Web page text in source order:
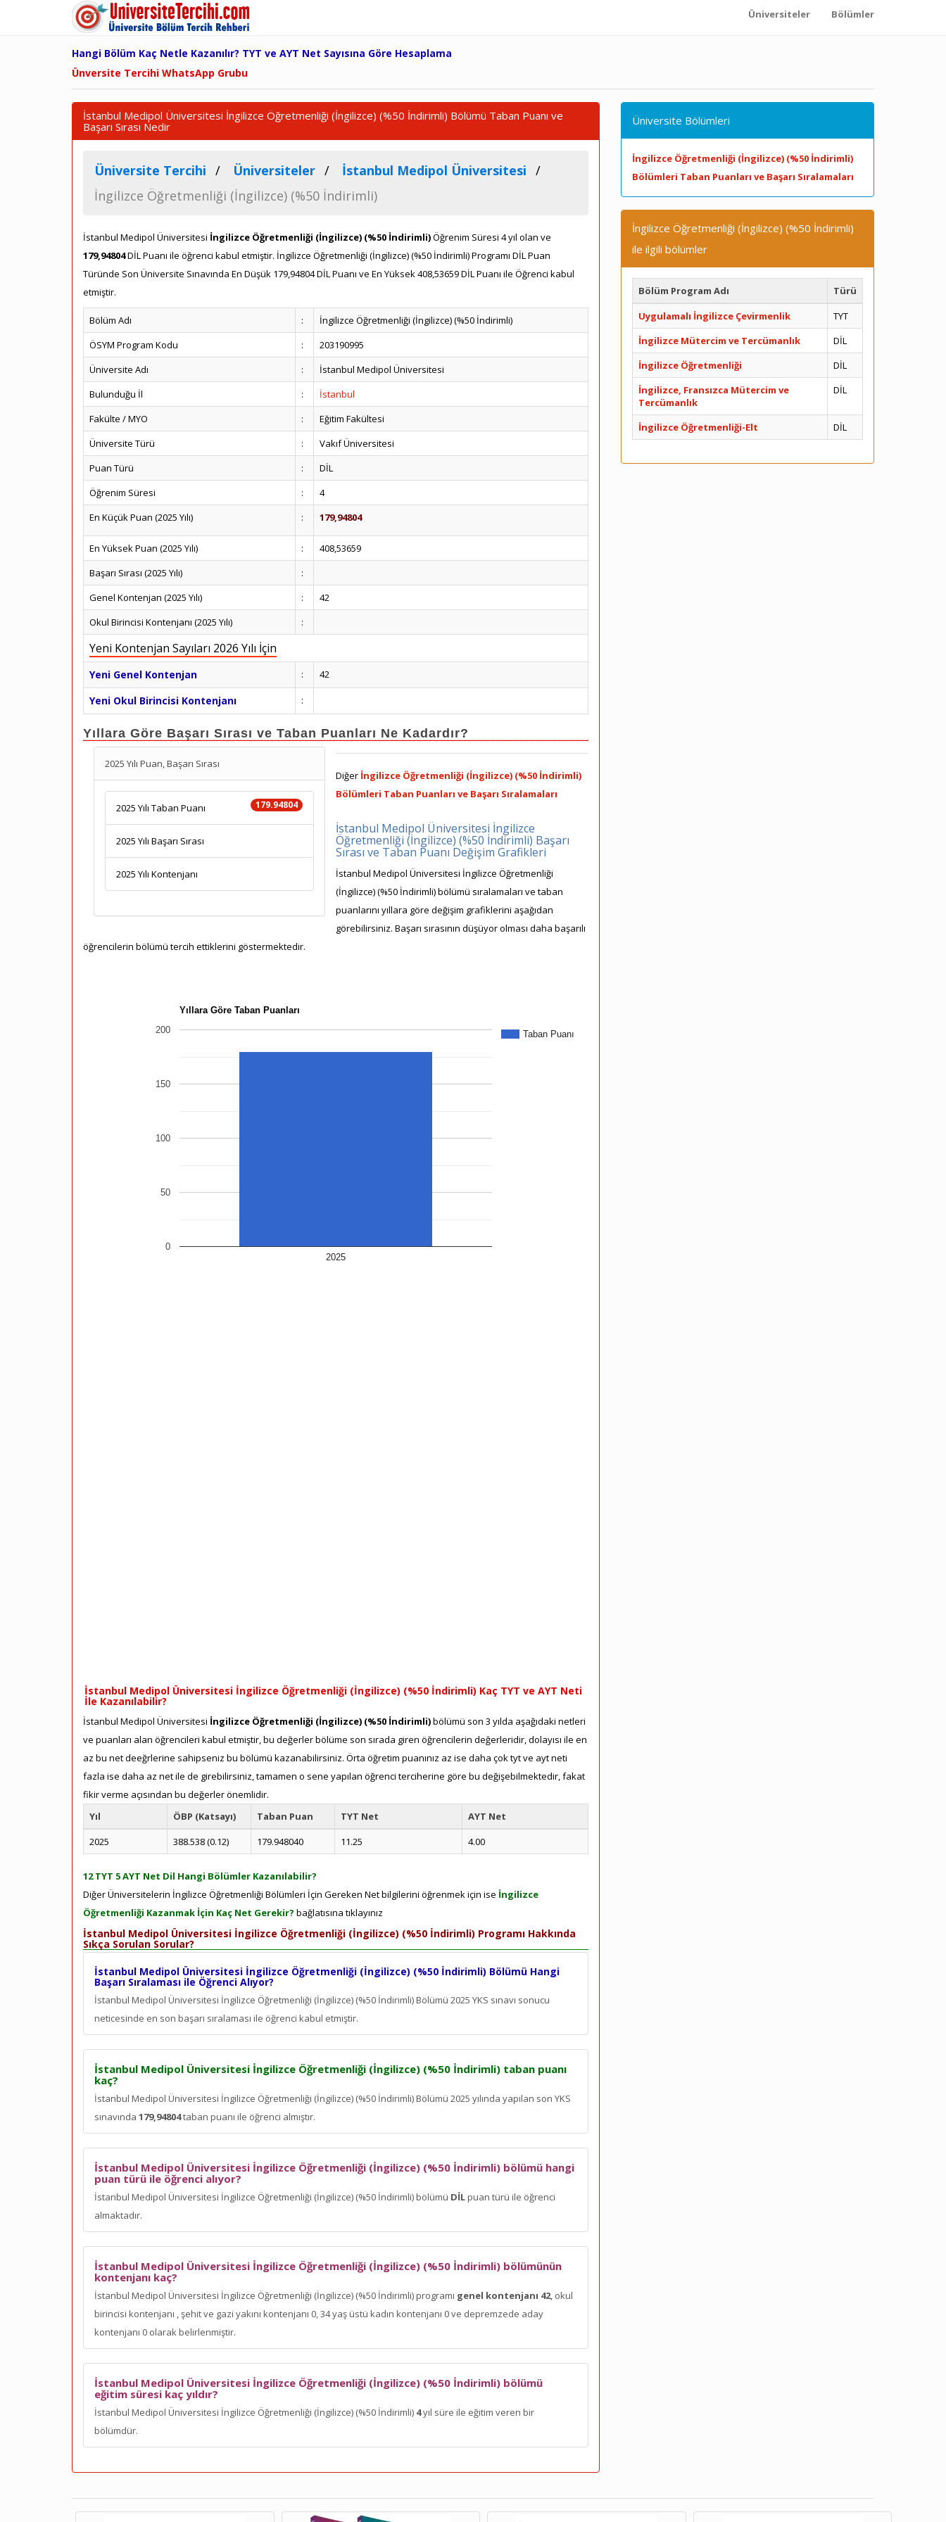
Üniversiteler Bölümler
Hangi Bölüm Kaç Netle Kazanılır? TYT ve AYT Net Sayısına Göre Hesaplama
Ünversite Tercihi WhatsApp Grubu
İstanbul Medipol Üniversitesi İngilizce Öğretmenliği (İngilizce) (%50 İndirimli) Bölümü Taban Puanı ve
Başarı Sırası Nedir
Üniversite Tercihi Üniversiteler
İstanbul Medipol Üniversitesi
İngilizce Öğretmenliği (İngilizce) (%50 İndirimli)
İstanbul Medipol Üniversitesi İngilizce Öğretmenliği (İngilizce) (%50 İndirimli)Öğrenim Süresi 4 yıl olan ve
179,94804DİL Puanı ile öğrenci kabul etmiştir. İngilizce Öğretmenliği (İngilizce) (%50 İndirimli) Programı DİL Puan
Türünde Son Üniversite Sınavında En Düşük 179,94804 DİL Puanı ve En Yüksek 408,53659 DİL Puanı ile Öğrenci kabul
etmiştir.
Bölüm Adı :
İngilizce Öğretmenliği (İngilizce) (%50 İndirimli)
ÖSYM Program Kodu
:
203190995
Üniversite Adı
:
İstanbul Medipol Üniversitesi
Bulunduğu İl
:
İstanbul
Fakülte / MYO
:
Eğitim Fakültesi
Üniversite Türü
:
Vakıf Üniversitesi
Puan Türü
:
DİL
Öğrenim Süresi
:
4
En Küçük Puan (2025 Yılı)
: 179,94804
En Yüksek Puan (2025 Yılı) :
408,53659
Başarı Sırası (2025 Yılı)
:
Genel Kontenjan (2025 Yılı)
:
42
Okul Birincisi Kontenjanı (2025 Yılı)
:
Yeni Kontenjan Sayıları 2026 Yılı İçin
Yeni Genel Kontenjan : 42
Yeni Okul Birincisi Kontenjanı :
Yıllara Göre Başarı Sırası ve Taban Puanları Ne Kadardır?
2025 Yılı Puan, Başarı Sırası
179.94804
2025 Yılı Taban Puanı
2025 Yılı Başarı Sırası
2025 Yılı Kontenjanı
Diğer İngilizce Öğretmenliği (İngilizce) (%50 İndirimli)
Bölümleri Taban Puanları ve Başarı Sıralamaları
İstanbul Medipol Üniversitesi İngilizce
Öğretmenliği (İngilizce) (%50 İndirimli) Başarı
Sırası ve Taban Puanı Değişim Grafikleri
İstanbul Medipol Üniversitesi İngilizce Öğretmenliği
(İngilizce) (%50 İndirimli) bölümü sıralamaları ve taban
puanlarını yıllara göre değişim grafiklerini aşağıdan
görebilirsiniz. Başarı sırasının düşüyor olması daha başarılı
öğrencilerin bölümü tercih ettiklerini göstermektedir.
Yıllara Göre Taban Puanları
Taban Puanı
2025
0
50
100
150
200
İstanbul Medipol Üniversitesi İngilizce Öğretmenliği (İngilizce) (%50 İndirimli) Kaç TYT ve AYT Neti
İle Kazanılabilir?
İstanbul Medipol Üniversitesi İngilizce Öğretmenliği (İngilizce) (%50 İndirimli)bölümü son 3 yılda aşağıdaki netleri
ve puanları alan öğrencileri kabul etmiştir, bu değerler bölüme son sırada giren öğrencilerin değerleridir, dolayısı ile en
az bu net deeğrlerine sahipseniz bu bölümü kazanabilirsiniz. Örta öğretim puanınız az ise daha çok tyt ve ayt neti
fazla ise daha az net ile de girebilirsiniz, tamamen o sene yapılan öğrenci terciherine göre bu değişebilmektedir, fakat
fikir verme açısından bu değerler önemlidir.
Yıl
ÖBP (Katsayı) Taban Puan TYT Net
AYT Net
2025
388.538 (0.12) 179.948040 11.25 4.00
12 TYT 5 AYT Net Dil Hangi Bölümler Kazanılabilir?
Diğer Üniversitelerin İngilizce Öğretmenliği Bölümleri İçin Gereken Net bilgilerini öğrenmek için ise İngilizce
Öğretmenliği Kazanmak İçin Kaç Net Gerekir? bağlatısına tıklayınız
İstanbul Medipol Üniversitesi İngilizce Öğretmenliği (İngilizce) (%50 İndirimli) Programı Hakkında
Sıkça Sorulan Sorular?
İstanbul Medipol Üniversitesi İngilizce Öğretmenliği (İngilizce) (%50 İndirimli) Bölümü Hangi
Başarı Sıralaması ile Öğrenci Alıyor?
İstanbul Medipol Üniversitesi İngilizce Öğretmenliği (İngilizce) (%50 İndirimli) Bölümü 2025 YKS sınavı sonucu
neticesinde en son başarı sıralaması ile öğrenci kabul etmiştir.
İstanbul Medipol Üniversitesi İngilizce Öğretmenliği (İngilizce) (%50 İndirimli) taban puanı
kaç?
İstanbul Medipol Üniversitesi İngilizce Öğretmenliği (İngilizce) (%50 İndirimli) Bölümü 2025 yılında yapılan son YKS
sınavında 179,94804taban puanı ile öğrenci almıştır.
İstanbul Medipol Üniversitesi İngilizce Öğretmenliği (İngilizce) (%50 İndirimli) bölümü hangi
puan türü ile öğrenci alıyor?
İstanbul Medipol Üniversitesi İngilizce Öğretmenliği (İngilizce) (%50 İndirimli) bölümü DİLpuan türü ile öğrenci
almaktadır.
İstanbul Medipol Üniversitesi İngilizce Öğretmenliği (İngilizce) (%50 İndirimli) bölümünün
kontenjanı kaç?
İstanbul Medipol Üniversitesi İngilizce Öğretmenliği (İngilizce) (%50 İndirimli) programı genel kontenjanı 42, okul
birincisi kontenjanı , şehit ve gazi yakını kontenjanı 0, 34 yaş üstü kadın kontenjanı 0 ve depremzede aday
kontenjanı 0 olarak belirlenmiştir.
İstanbul Medipol Üniversitesi İngilizce Öğretmenliği (İngilizce) (%50 İndirimli) bölümü
eğitim süresi kaç yıldır?
İstanbul Medipol Üniversitesi İngilizce Öğretmenliği (İngilizce) (%50 İndirimli) 4yıl süre ile eğitim veren bir
bölümdür.
Üniversite Bölümleri
İngilizce Öğretmenliği (İngilizce) (%50 İndirimli)
Bölümleri Taban Puanları ve Başarı Sıralamaları
İngilizce Öğretmenliği (İngilizce) (%50 İndirimli)
ile ilgili bölümler
Bölüm Program Adı
Türü
Uygulamalı İngilizce Çevirmenlik
TYT
İngilizce Mütercim ve Tercümanlık
DİL
İngilizce Öğretmenliği
DİL
İngilizce, Fransızca Mütercim ve
Tercümanlık
DİL
İngilizce Öğretmenliği-Elt DİL